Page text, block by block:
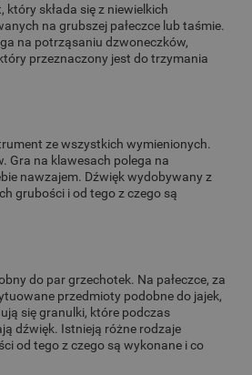
składa się z niewielkich
na grubszej pałeczce lub taśmie.
na potrząsaniu dzwoneczków,
przeznaczony jest do trzymania
ze wszystkich wymienionych.
Gra na klawesach polega na
nawzajem. Dźwięk wydobywany z
grubości i od tego z czego są
do par grzechotek. Na pałeczce, za
przedmioty podobne do jajek,
się granulki, które podczas
dźwięk. Istnieją różne rodzaje
od tego z czego są wykonane i co